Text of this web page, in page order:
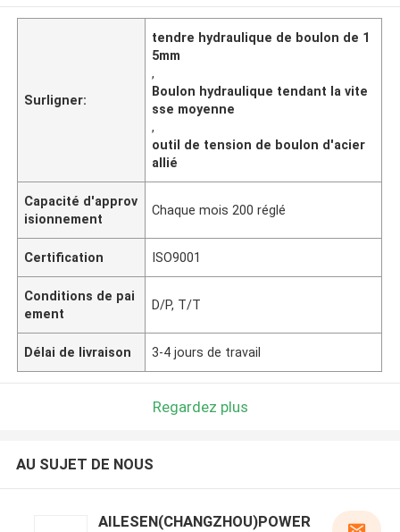
Surligner:
tendre hydraulique de boulon de 1
5mm
,
Boulon hydraulique tendant la vite
sse moyenne
,
outil de tension de boulon d'acier
allié
Capacité d'approv
isionnement
Chaque mois 200 réglé
Certification ISO9001
Conditions de pai
ement
D/P, T/T
Délai de livraison 3-4 jours de travail
Regardez plus
AU SUJET DE NOUS
AILESEN(CHANGZHOU)POWER